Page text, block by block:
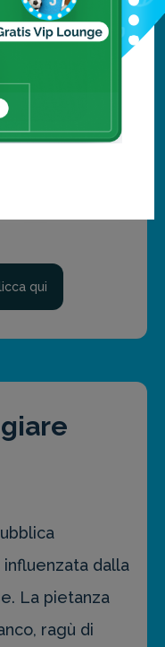
qui
dalla
La pietanza
ragù di